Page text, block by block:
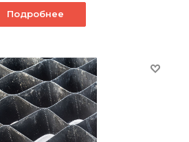
Подробнее